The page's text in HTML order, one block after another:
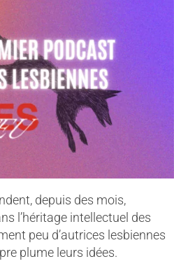
depuis des mois,
l’héritage intellectuel des
peu d’autrices lesbiennes
plume leurs idées.